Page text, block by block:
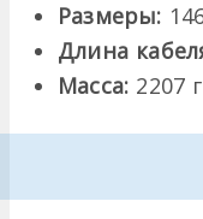
Размеры:
Длина
Масса: 2207 г